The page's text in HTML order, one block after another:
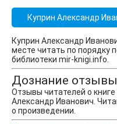
Куприн Александр
Куприн Александр
месте читать по порядку
библиотеки mir-knigi.info.
Дознание отзывы
Отзывы читателей о
Александр Иванович.
о произведении.